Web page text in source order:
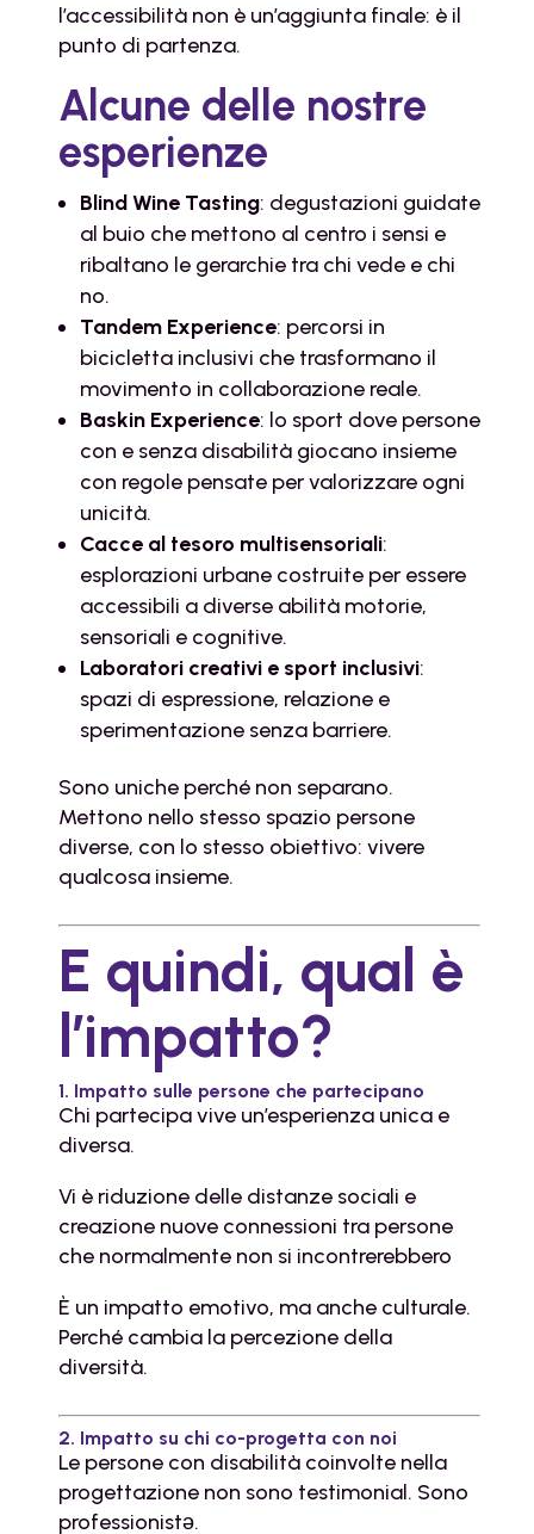
l’accessibilità non è un’aggiunta finale: è il
punto di partenza.
Alcune delle nostre
esperienze
Blind Wine Tasting: degustazioni guidate
al buio che mettono al centro i sensi e
ribaltano le gerarchie tra chi vede e chi
no.
Tandem Experience: percorsi in
bicicletta inclusivi che trasformano il
movimento in collaborazione reale.
Baskin Experience: lo sport dove persone
con e senza disabilità giocano insieme
con regole pensate per valorizzare ogni
unicità.
Cacce al tesoro multisensoriali:
esplorazioni urbane costruite per essere
accessibili a diverse abilità motorie,
sensoriali e cognitive.
Laboratori creativi e sport inclusivi:
spazi di espressione, relazione e
sperimentazione senza barriere.
Sono uniche perché non separano.
Mettono nello stesso spazio persone
diverse, con lo stesso obiettivo: vivere
qualcosa insieme.
E quindi, qual è
l’impatto?
1. Impatto sulle persone che partecipano
Chi partecipa vive un’esperienza unica e
diversa.
Vi è riduzione delle distanze sociali e
creazione nuove connessioni tra persone
che normalmente non si incontrerebbero
È un impatto emotivo, ma anche culturale.
Perché cambia la percezione della
diversità.
2. Impatto su chi co-progetta con noi
Le persone con disabilità coinvolte nella
progettazione non sono testimonial. Sono
professionistə.